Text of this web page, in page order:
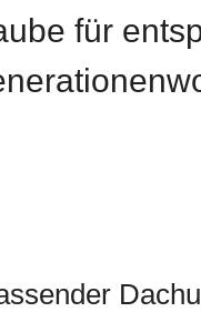
für